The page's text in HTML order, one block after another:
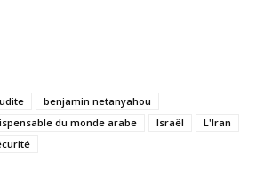
benjamin netanyahou
du monde arabe
Israël
L'Iran